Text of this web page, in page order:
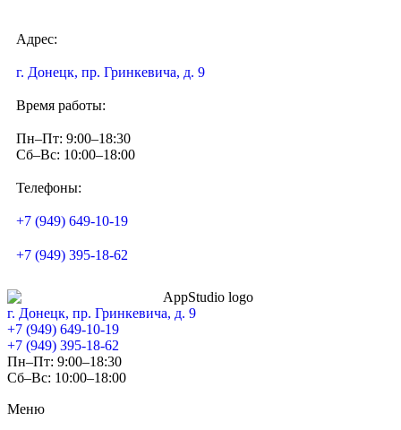
Адрес:
г. Донецк, пр. Гринкевича, д. 9
Время работы:
Пн–Пт: 9:00–18:30
Сб–Вс: 10:00–18:00
Телефоны:
+7 (949) 649-10-19
+7 (949) 395-18-62
г. Донецк, пр. Гринкевича, д. 9
+7 (949) 649-10-19
+7 (949) 395-18-62
Пн–Пт: 9:00–18:30
Сб–Вс: 10:00–18:00
Меню